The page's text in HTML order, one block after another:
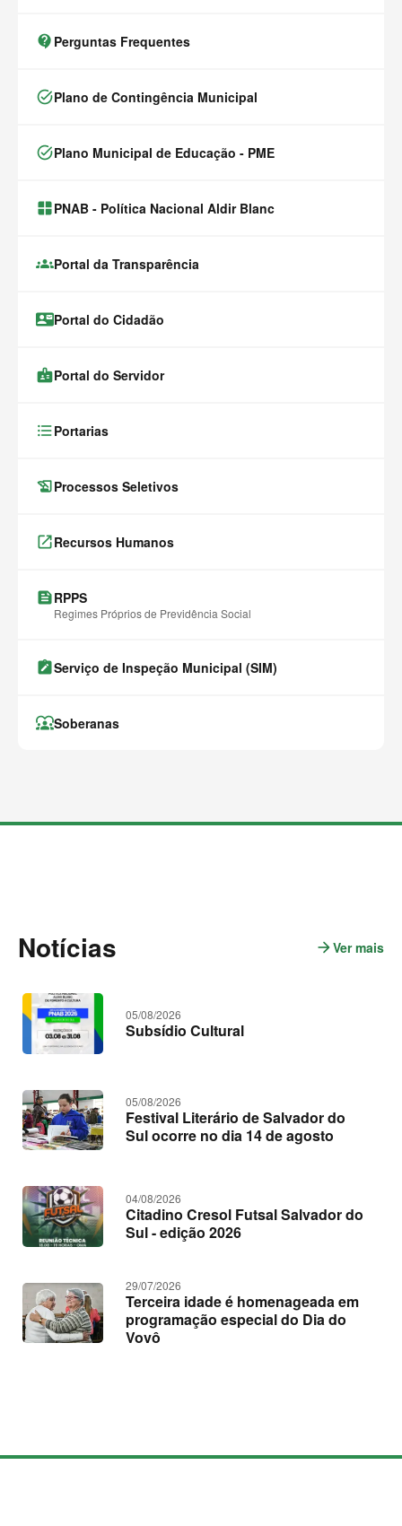
contact_support Perguntas Frequentes
task_altPlano de Contingência Municipal
task_altPlano Municipal de Educação - PME
window.alert(
PNAB - Política Nacional Aldir Blanc
groupsPortal da Transparência
contact_mailPortal do Cidadão
badgePortal do Servidor
format_list_bulletedPortarias
history_eduProcessos Seletivos
launchRecursos Humanos
feedRPPS
Regimes Próprios de Previdência Social
note_altServiço de Inspeção Municipal (SIM)
diversity_1Soberanas
M
Notícias arrow_forwardVer mais
05/08/2026
Subsídio Cultural
05/08/2026
Festival Literário de Salvador do
Sul ocorre no dia 14 de agosto
04/08/2026
Citadino Cresol Futsal Salvador do
Sul - edição 2026
29/07/2026
Terceira idade é homenageada em
programação especial do Dia do
Vovô
M